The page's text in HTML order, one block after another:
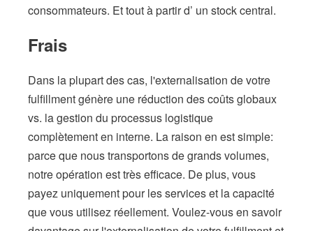
consommateurs. Et tout à partir d’ un stock central.
Frais
Dans la plupart des cas, l'externalisation de votre
fulfillment génère une réduction des coûts globaux
vs. la gestion du processus logistique
complètement en interne. La raison en est simple:
parce que nous transportons de grands volumes,
notre opération est très efficace. De plus, vous
payez uniquement pour les services et la capacité
que vous utilisez réellement. Voulez-vous en savoir